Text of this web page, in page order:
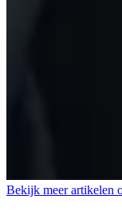
Bekijk meer artikelen